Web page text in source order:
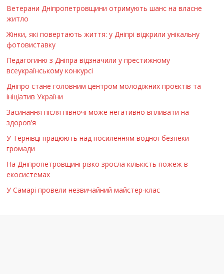
Ветерани Дніпропетровщини отримують шанс на власне
житло
Жінки, які повертають життя: у Дніпрі відкрили унікальну
фотовиставку
Педагогиню з Дніпра відзначили у престижному
всеукраїнському конкурсі
Дніпро стане головним центром молодіжних проєктів та
ініціатив України
Засинання після півночі може негативно впливати на
здоров’я
У Тернівці працюють над посиленням водної безпеки
громади
На Дніпропетровщині різко зросла кількість пожеж в
екосистемах
У Самарі провели незвичайний майстер-клас